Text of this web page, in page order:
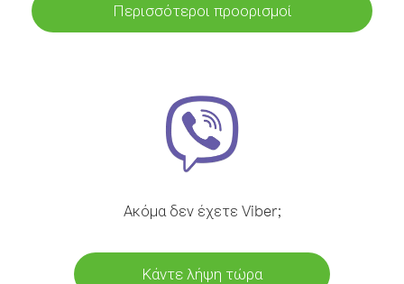
Περισσότεροι προορισμοί
Ακόμα δεν έχετε Viber;
Κάντε λήψη τώρα